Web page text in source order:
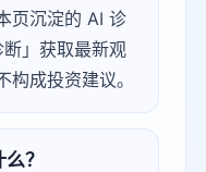
页沉淀的 AI 诊
」获取最新观
成投资建议。
？